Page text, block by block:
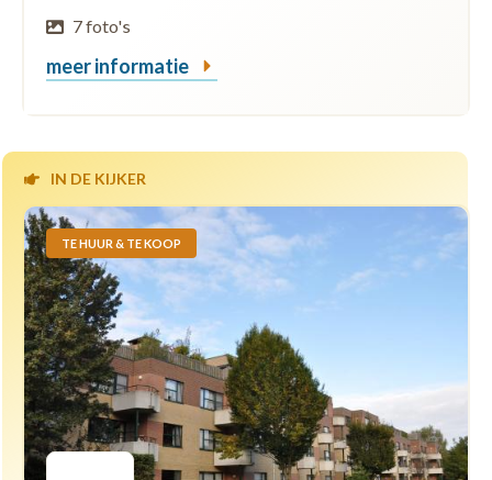
7 foto's
meer informatie
IN DE KIJKER
TE HUUR & TE KOOP